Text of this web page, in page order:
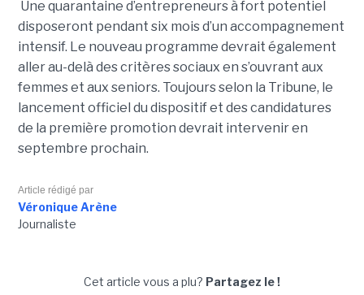
Une qua­ran­taine d’entre­pre­neurs à fort poten­tiel
disposeront pen­dant six mois d’un accom­pa­gne­ment
inten­sif. Le nouveau pro­gramme devrait également
aller au-delà des critères sociaux en s’ouvrant aux
femmes et aux seniors. Toujours selon la Tribune, le
lancement officiel du dispositif et des candidatures
de la première promotion devrait intervenir en
septembre prochain.
Article rédigé par
Véronique Arène
Journaliste
Cet article vous a plu? Partagez le !